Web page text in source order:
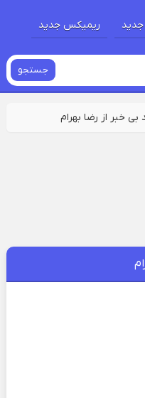
ریمیکس جدید
جستجو
خبر از رضا بهرام